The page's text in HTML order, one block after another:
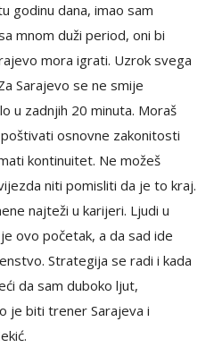
godinu dana, imao sam
mnom duži period, oni bi
mora igrati. Uzrok svega
Sarajevo se ne smije
u zadnjih 20 minuta. Moraš
osnovne zakonitosti
kontinuitet. Ne možeš
niti pomisliti da je to kraj.
najteži u karijeri. Ljudi u
ovo početak, a da sad ide
Strategija se radi i kada
da sam duboko ljut,
je biti trener Sarajeva i